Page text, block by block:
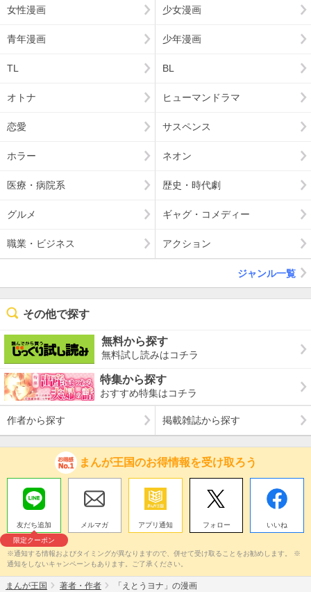
女性漫画 少女漫画
青年漫画 少年漫画
TL BL
オトナ ヒューマンドラマ
恋愛 サスペンス
ホラー ネオン
医療・病院系 歴史・時代劇
グルメ ギャグ・コメディー
職業・ビジネス アクション
ジャンル一覧
その他で探す
無料から探す
無料試し読みはコチラ
特集から探す
おすすめ特集はコチラ
作者から探す 掲載雑誌から探す
まんが王国のお得情報を受け取ろう
友だち追加
限定クーポン
メルマガ アプリ通知 フォロー いいね
※通知する情報およびタイミングが異なりますので、併せて受け取ることをお勧めします。 ※
通知をしないキャンペーンもあります。ご了承ください。
まんが王国 著者・作者 「えとうヨナ」の漫画